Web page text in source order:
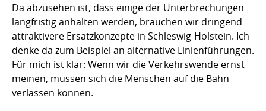
Da abzusehen ist, dass einige der Unterbrechungen
langfristig anhalten werden, brauchen wir dringend
attraktivere Ersatzkonzepte in Schleswig-Holstein. Ich
denke da zum Beispiel an alternative Linienführungen.
Für mich ist klar: Wenn wir die Verkehrswende ernst
meinen, müssen sich die Menschen auf die Bahn
verlassen können.